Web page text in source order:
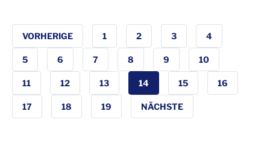
VORHERIGE 1 2 3 4
5 6 7 8 9 10
11 12 13 14 15 16
17 18 19 NÄCHSTE